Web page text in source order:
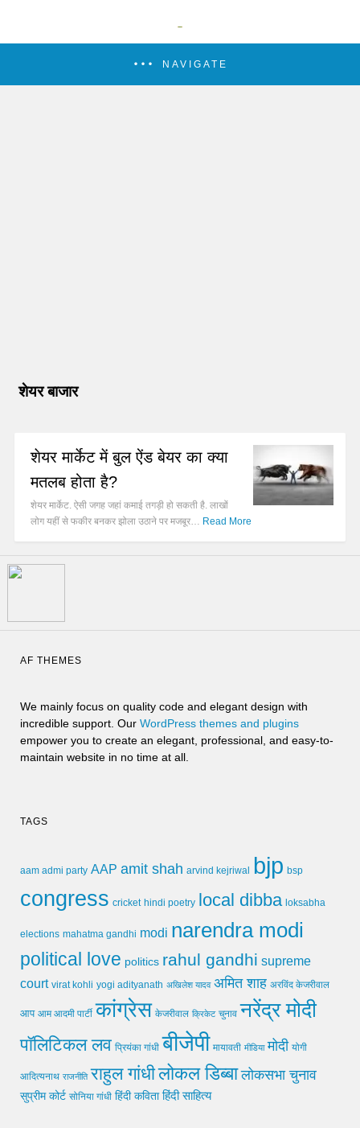
NAVIGATE
शेयर बाजार
शेयर मार्केट में बुल ऐंड बेयर का क्या
मतलब होता है?
शेयर मार्केट. ऐसी जगह जहां कमाई तगड़ी हो सकती है. लाखों
लोग यहीं से फकीर बनकर झोला उठाने पर मजबूर… Read More
AF THEMES
We mainly focus on quality code and elegant design with
incredible support. Our WordPress themes and plugins
empower you to create an elegant, professional, and easy-to-
maintain website in no time at all.
TAGS
aam admi party AAP amit shah arvind kejriwal bjp bsp
congress cricket hindi poetry local dibba loksabha
elections mahatma gandhi modi narendra modi
political love politics rahul gandhi supreme
court virat kohli yogi adityanath अखिलेश यादव अमित शाह अरविंद केजरीवाल
आप आम आदमी पार्टी कांग्रेस केजरीवाल क्रिकेट चुनाव नरेंद्र मोदी
पॉलिटिकल लव प्रियंका गांधी बीजेपी मायावती मीडिया मोदी योगी
आदित्यनाथ राजनीति राहुल गांधीलोकल डिब्बा लोकसभा चुनाव
सुप्रीम कोर्ट सोनिया गांधी हिंदी कविता हिंदी साहित्य